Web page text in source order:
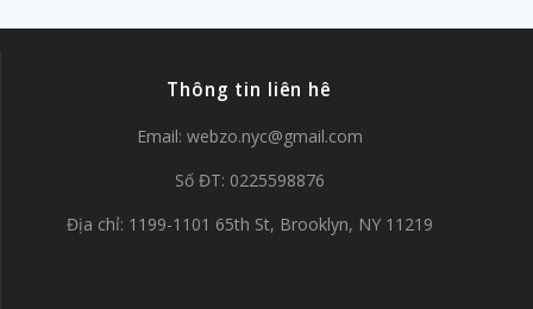
Thông tin liên hê
Email: webzo.nyc@gmail.com
Số ĐT: 0225598876
Địa chỉ: 1199-1101 65th St, Brooklyn, NY 11219